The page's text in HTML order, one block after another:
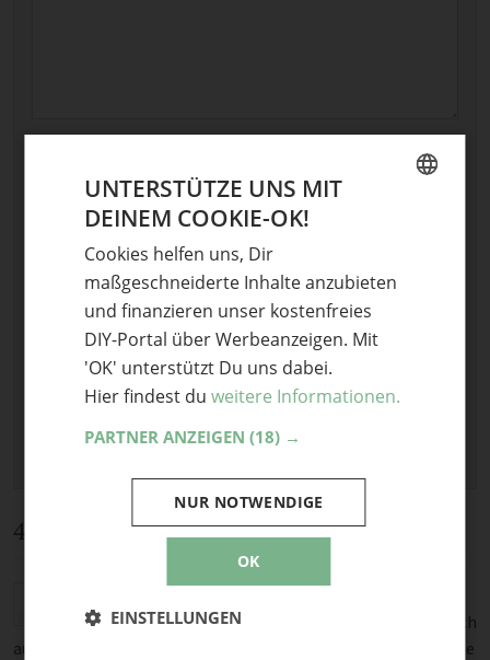
Optional: Foto teilen
Bild anhängen
Keine Datei ausgewählt
Maximale Dateigröße: 8 MB.
4 Kommentare
nacharbeiten erde, ich häkle nicht, und werde den fisch
aus paperclay herstellen und bemalen… vielen dank! ich freue
UNTERSTÜTZE UNS MIT
DEINEM COOKIE-OK!
Cookies helfen uns, Dir
maßgeschneiderte Inhalte anzubieten
und finanzieren unser kostenfreies
DIY-Portal über Werbeanzeigen. Mit
'OK' unterstützt Du uns dabei.
Hier findest du weitere Informationen.
PARTNER ANZEIGEN (18) →
OK
NUR NOTWENDIGE
EINSTELLUNGEN